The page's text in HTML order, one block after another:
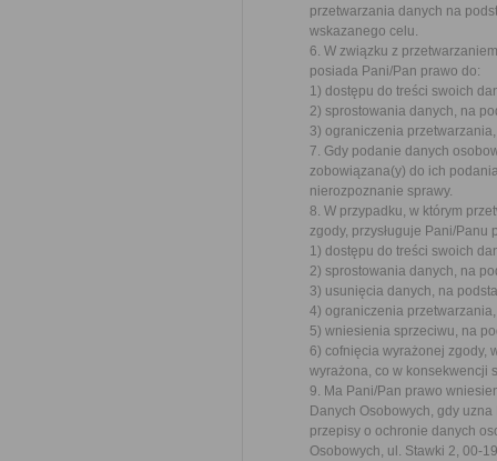
przetwarzania danych na
wskazanego celu.
6. W związku z
posiada Pani/Pan prawo do:
1) dostępu do treści swoich
2) sprostowania danych, na
3) ograniczenia
7. Gdy podanie danych
zobowiązana(y) do ich
nierozpoznanie sprawy.
8. W przypadku, w którym
zgody, przysługuje Pani/Panu
1) dostępu do treści swoich
2) sprostowania danych, na
3) usunięcia danych, na
4) ograniczenia
5) wniesienia sprzeciwu, na
6) cofnięcia wyrażonej zgody,
wyrażona, co w konsekwencji
9. Ma Pani/Pan prawo
Danych Osobowych, gdy
przepisy o ochronie danych
Osobowych, ul. Stawki 2, 00-